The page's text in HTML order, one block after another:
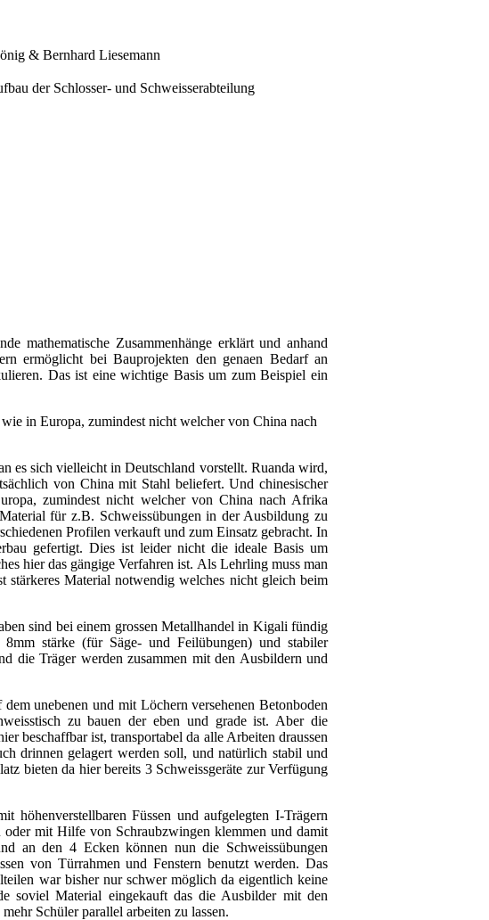
& Bernhard Liesemann
mathematische Zusammenhänge erklärt und anhand
ermöglicht bei Bauprojekten den genaen Bedarf an
Das ist eine wichtige Basis um zum Beispiel ein
in Europa, zumindest nicht welcher von China nach
es sich vielleicht in Deutschland vorstellt. Ruanda wird,
von China mit Stahl beliefert. Und chinesischer
zumindest nicht welcher von China nach Afrika
für z.B. Schweissübungen in der Ausbildung zu
Profilen verkauft und zum Einsatz gebracht. In
gefertigt. Dies ist leider nicht die ideale Basis um
hier das gängige Verfahren ist. Als Lehrling muss man
stärkeres Material notwendig welches nicht gleich beim
sind bei einem grossen Metallhandel in Kigali fündig
stärke (für Säge- und Feilübungen) und stabiler
die Träger werden zusammen mit den Ausbildern und
unebenen und mit Löchern versehenen Betonboden
zu bauen der eben und grade ist. Aber die
beschaffbar ist, transportabel da alle Arbeiten draussen
drinnen gelagert werden soll, und natürlich stabil und
bieten da hier bereits 3 Schweissgeräte zur Verfügung
Füssen und aufgelegten I-Trägern
oder mit Hilfe von Schraubzwingen klemmen und damit
an den 4 Ecken können nun die Schweissübungen
von Türrahmen und Fenstern benutzt werden. Das
war bisher nur schwer möglich da eigentlich keine
soviel Material eingekauft das die Ausbilder mit den
Schüler parallel arbeiten zu lassen.